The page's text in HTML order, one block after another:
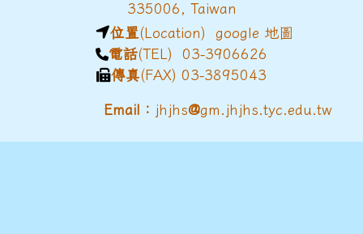
335006, Taiwan
位置(Location) google 地圖
電話(TEL) 03-3906626
傳真(FAX) 03-3895043
Email： jhjhs@gm.jhjhs.tyc.edu.tw